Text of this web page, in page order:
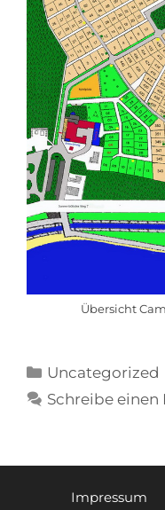
Übersicht
Uncategorized
Schreibe
Impressum